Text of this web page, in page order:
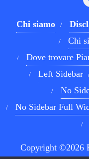
Chi siamo
Chi
Dove trovare
Left Sidebar
No
No Sidebar Full
Copyright ©2026